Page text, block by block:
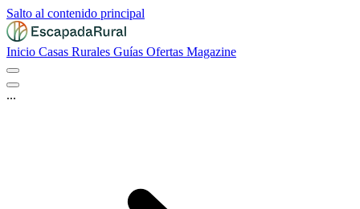
Salto al contenido principal
Inicio Casas Rurales Guías Ofertas Magazine
...